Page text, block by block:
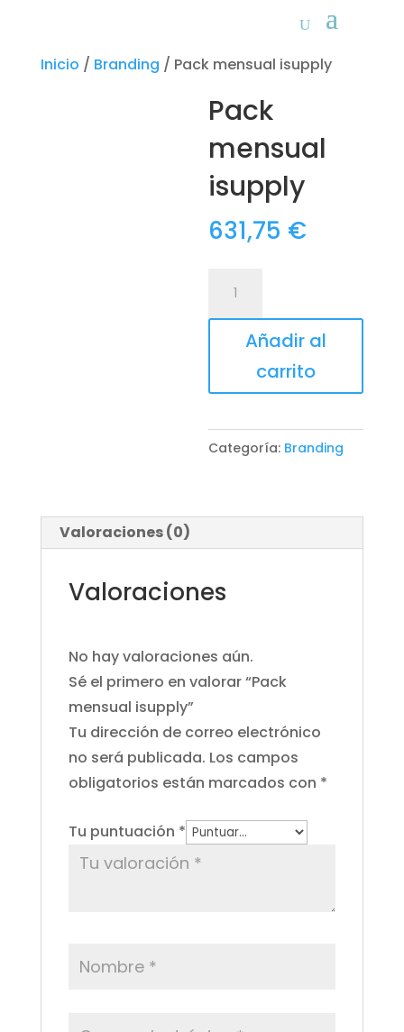
Inicio / Branding / Pack mensual isupply
Pack
mensual
isupply
631,75 €
isupplyAñadir al
carrito
Categoría: Branding
Valoraciones (0)
Valoraciones
No hay valoraciones aún.
Sé el primero en valorar “Pack
mensual isupply”
Tu dirección de correo electrónico
no será publicada. Los campos
obligatorios están marcados con *
Tu puntuación *